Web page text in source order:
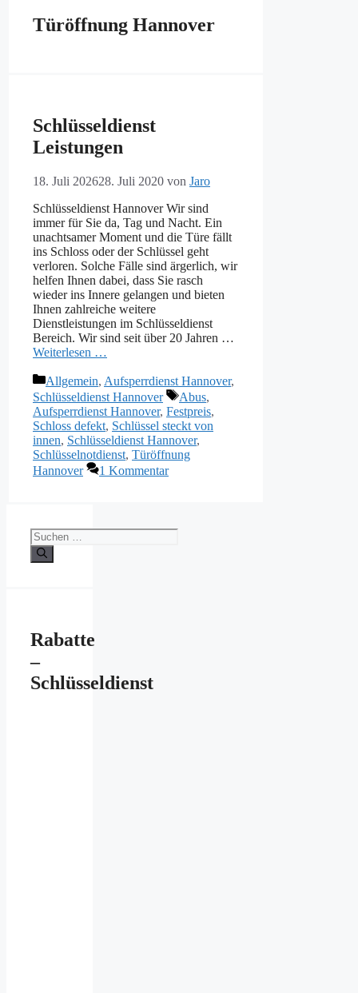
Türöffnung Hannover
Schlüsseldienst
Leistungen
18. Juli 202628. Juli 2020 von Jaro
Schlüsseldienst Hannover Wir sind
immer für Sie da, Tag und Nacht. Ein
unachtsamer Moment und die Türe fällt
ins Schloss oder der Schlüssel geht
verloren. Solche Fälle sind ärgerlich, wir
helfen Ihnen dabei, dass Sie rasch
wieder ins Innere gelangen und bieten
Ihnen zahlreiche weitere
Dienstleistungen im Schlüsseldienst
Bereich. Wir sind seit über 20 Jahren …
Weiterlesen …
Kategorien
Allgemein, Aufsperrdienst Hannover,
Schlüsseldienst Hannover
Schlagwörter
Abus,
Aufsperrdienst Hannover, Festpreis,
Schloss defekt, Schlüssel steckt von
innen, Schlüsseldienst Hannover,
Schlüsselnotdienst, Türöffnung
Hannover
1 Kommentar
Suchen
nach:
Rabatte
–
Schlüsseldienst